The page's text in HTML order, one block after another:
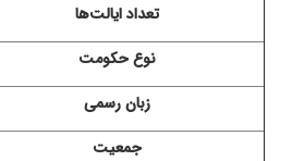
تعداد ایالت‌ها
نوع حکومت
زبان رسمی
جمعیت